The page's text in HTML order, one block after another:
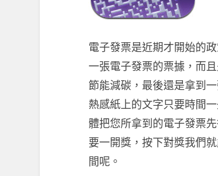
電子發票是近期才開始的
一張電子發票的票據，而
節能減碳，最後還是拿到
熱感紙上的文字只要時間
體把您所拿到的電子發票
要一開獎，按下對獎我們
間呢。